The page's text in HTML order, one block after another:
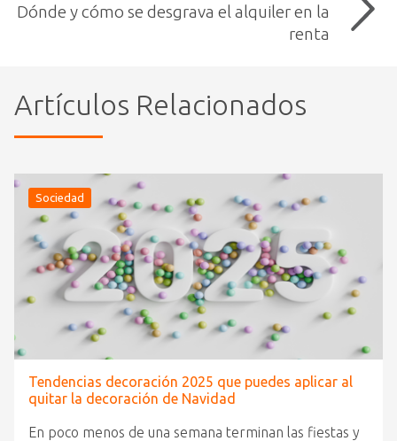
Dónde y cómo se desgrava el alquiler en la
renta
Artículos Relacionados
Sociedad
Tendencias decoración 2025 que puedes aplicar al
quitar la decoración de Navidad
En poco menos de una semana terminan las fiestas y